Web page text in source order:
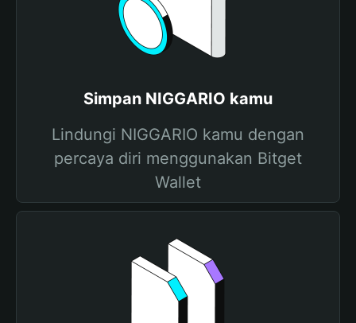
Simpan NIGGARIO kamu
Lindungi NIGGARIO kamu dengan
percaya diri menggunakan Bitget
Wallet